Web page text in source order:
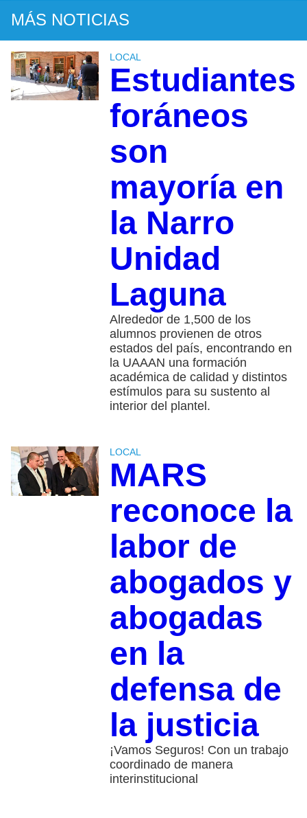
MÁS NOTICIAS
LOCAL
Estudiantes
foráneos
son
mayoría en
la Narro
Unidad
Laguna
Alrededor de 1,500 de los
alumnos provienen de otros
estados del país, encontrando en
la UAAAN una formación
académica de calidad y distintos
estímulos para su sustento al
interior del plantel.
LOCAL
MARS
reconoce la
labor de
abogados y
abogadas
en la
defensa de
la justicia
¡Vamos Seguros! Con un trabajo
coordinado de manera
interinstitucional